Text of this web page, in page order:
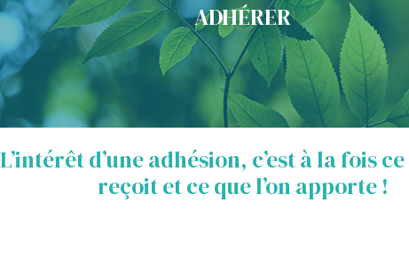
ADHÉRER
L’intérêt d’une adhésion, c’est à la fois ce
reçoit et ce que l’on apporte !